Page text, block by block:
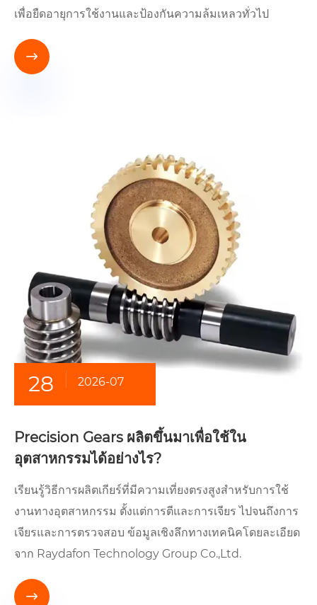
เพื่อยืดอายุการใช้งานและป้องกันความล้มเหลวทั่วไป

28 2026-07
Precision Gears ผลิตขึ้นมาเพื่อใช้ใน
อุตสาหกรรมได้อย่างไร?
เรียนรู้วิธีการผลิตเกียร์ที่มีความเที่ยงตรงสูงสำหรับการใช้
งานทางอุตสาหกรรม ตั้งแต่การตีและการเจียร ไปจนถึงการ
เจียรและการตรวจสอบ ข้อมูลเชิงลึกทางเทคนิคโดยละเอียด
จาก Raydafon Technology Group Co.,Ltd.
